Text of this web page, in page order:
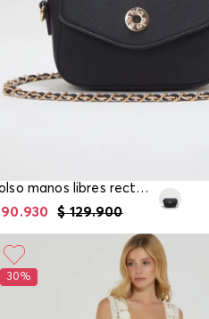
Bolso manos libres rectangular
$ 129.900
90.930
30%